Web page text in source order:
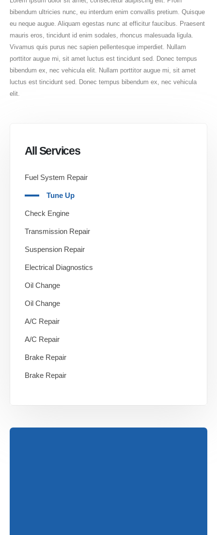
bibendum ultricies nunc, eu interdum enim convallis pretium. Quisque
eu neque augue. Aliquam egestas nunc at efficitur faucibus. Praesent
mauris eros, tincidunt id enim sodales, rhoncus malesuada ligula.
Vivamus quis purus nec sapien pellentesque imperdiet. Nullam
porttitor augue mi, sit amet luctus est tincidunt sed. Donec tempus
bibendum ex, nec vehicula elit. Nullam porttitor augue mi, sit amet
luctus est tincidunt sed. Donec tempus bibendum ex, nec vehicula
elit.
All Services
Fuel System Repair
Tune Up
Check Engine
Transmission Repair
Suspension Repair
Electrical Diagnostics
Oil Change
Oil Change
A/C Repair
A/C Repair
Brake Repair
Brake Repair